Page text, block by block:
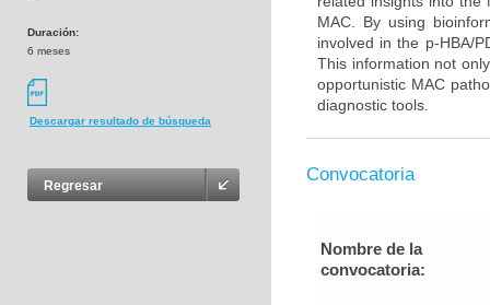
Duración:
6 meses
Descargar resultado de búsqueda
Regresar
MAC. By using
involved in the p-HBA/
This information not
opportunistic MAC
diagnostic tools.
Convocatoria
Nombre de la
convocatoria: